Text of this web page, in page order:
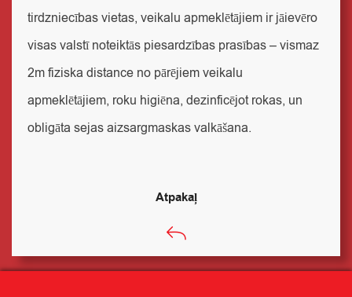
tirdzniecības vietas, veikalu apmeklētājiem ir jāievēro
visas valstī noteiktās piesardzības prasības – vismaz
2m fiziska distance no pārējiem veikalu
apmeklētājiem, roku higiēna, dezinficējot rokas, un
obligāta sejas aizsargmaskas valkāšana.
Atpakaļ